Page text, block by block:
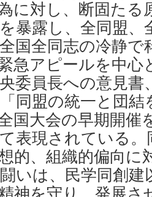
に対し、断固たる
暴露し、全同盟、
国全同志の冷静で
急アピールを中心
委員長への意見書
同盟の統一と団
国大会の早期開催
表現されている
的、組織的偏向に
いは、民学同創建
神を守り、発展さ